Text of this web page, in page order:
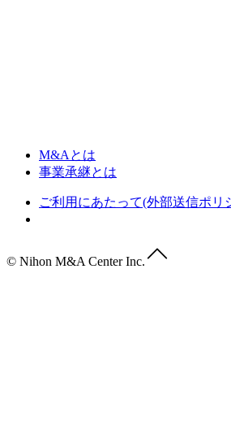
M&Aとは
事業承継とは
ご利用にあたって(外部送信ポリ
© Nihon M&A Center Inc.